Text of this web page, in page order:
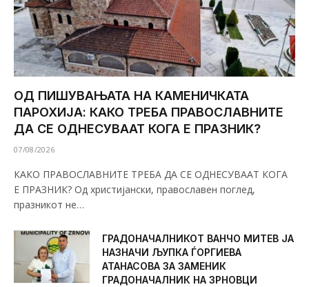
ОД ПИШУВАЊАТА НА КАМЕНИЧКАТА
ПАРОХИЈА: КАКО ТРЕБА ПРАВОСЛАВНИТЕ
ДА СЕ ОДНЕСУВААТ КОГА Е ПРАЗНИК?
07/08/2026
КАКО ПРАВОСЛАВНИТЕ ТРЕБА ДА СЕ ОДНЕСУВААТ КОГА
Е ПРАЗНИК? Од христијански, православен поглед,
празникот не…
ГРАДОНАЧАЛНИКОТ ВАНЧО МИТЕВ ЈА
НАЗНАЧИ ЉУПКА ЃОРГИЕВА
АТАНАСОВА ЗА ЗАМЕНИК
ГРАДОНАЧАЛНИК НА ЗРНОВЦИ